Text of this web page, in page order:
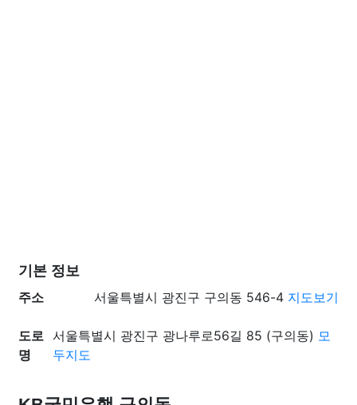
기본 정보
주소
서울특별시 광진구 구의동 546-4 지도보기
도로
명
서울특별시 광진구 광나루로56길 85 (구의동) 모
두지도